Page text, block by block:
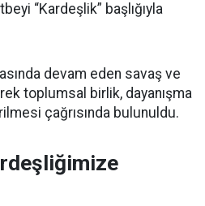
“Kardeşlik” başlığıyla
devam eden savaş ve
toplumsal birlik, dayanışma
çağrısında bulunuldu.